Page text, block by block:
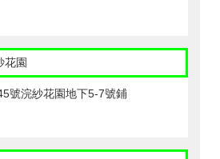
花園
號浣紗花園地下5-7號鋪